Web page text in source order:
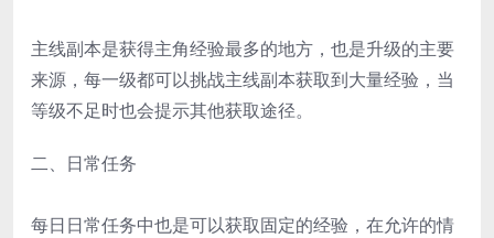
主线副本是获得主角经验最多的地方，也是升级的主要
来源，每一级都可以挑战主线副本获取到大量经验，当
等级不足时也会提示其他获取途径。
二、日常任务
每日日常任务中也是可以获取固定的经验，在允许的情